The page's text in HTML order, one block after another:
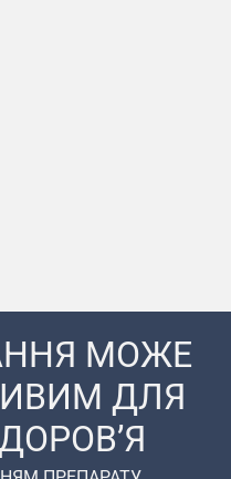
МОЖЕ
ДЛЯ